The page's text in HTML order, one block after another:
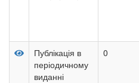
Публікація в
періодичному
виданні
0